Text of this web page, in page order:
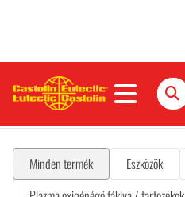
Plazmavágás
Minden termék Eszközök